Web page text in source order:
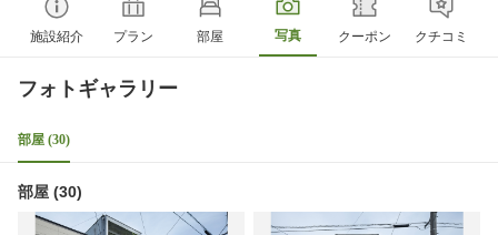
施設紹介 プラン 部屋 写真 クーポン クチコミ
フォトギャラリー
部屋 (30)
部屋 (30)